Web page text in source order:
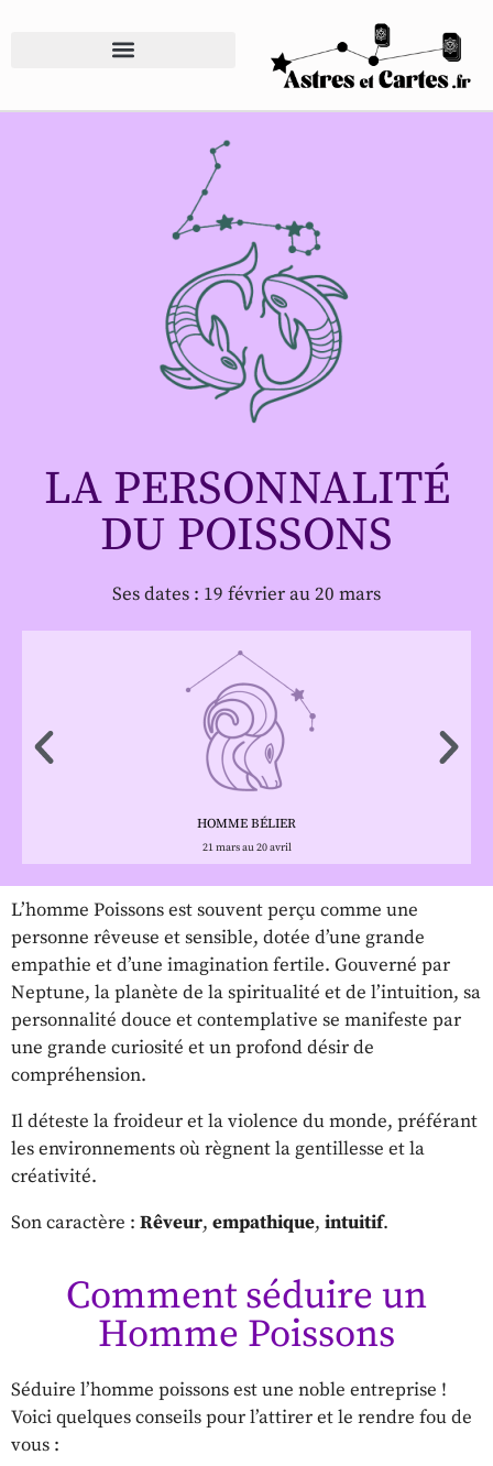
LA PERSONNALITÉ
DU POISSONS
Ses dates : 19 février au 20 mars
HOMME BÉLIER
21 mars au 20 avril
L’homme Poissons est souvent perçu comme une
personne rêveuse et sensible, dotée d’une grande
empathie et d’une imagination fertile. Gouverné par
Neptune, la planète de la spiritualité et de l’intuition, sa
personnalité douce et contemplative se manifeste par
une grande curiosité et un profond désir de
compréhension.
Il déteste la froideur et la violence du monde, préférant
les environnements où règnent la gentillesse et la
créativité.
Son caractère : Rêveur, empathique, intuitif.
Comment séduire un
Homme Poissons
Séduire l’homme poissons est une noble entreprise !
Voici quelques conseils pour l’attirer et le rendre fou de
vous :